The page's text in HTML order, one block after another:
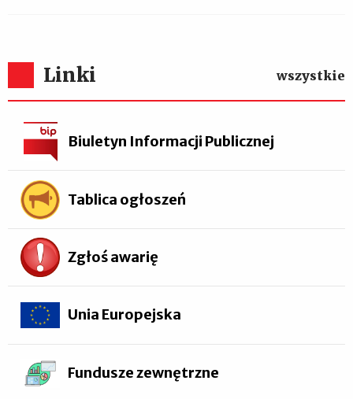
Linki wszystkie
Biuletyn Informacji Publicznej
Tablica ogłoszeń
Zgłoś awarię
Unia Europejska
Fundusze zewnętrzne